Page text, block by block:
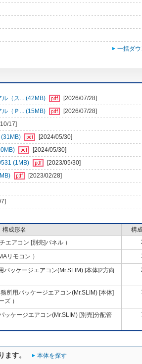
一括ダ
（ス... (42MB)
[2026/07/28]
（Ｐ... (15MB)
[2026/07/28]
17]
[2024/05/30]
[2024/05/30]
(1MB)
[2023/05/30]
[2023/02/28]
構成形名
構
エアコン [別売]パネル ）
リモコン ）
パッケージエアコン(Mr.SLIM) [本体]2方向
務所用パッケージエアコン(Mr.SLIM) [本体]
ズ ）
ッケージエアコン(Mr.SLIM) [別売]分配管
す。 本体を探す